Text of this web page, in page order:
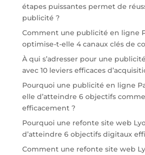
étapes puissantes permet de
publicité ?
Comment une publicité en ligne
optimise-t-elle 4 canaux clés de
À qui s’adresser pour une
avec 10 leviers efficaces
Pourquoi une publicité en ligne
elle d’atteindre 6 objectifs
efficacement ?
Pourquoi une refonte site web
d’atteindre 6 objectifs digitaux
Comment une refonte site web